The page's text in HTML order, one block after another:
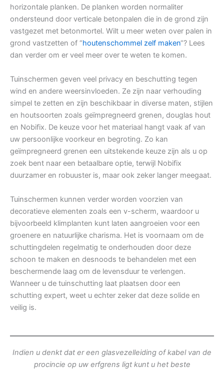
horizontale planken. De planken worden normaliter
ondersteund door verticale betonpalen die in de grond zijn
vastgezet met betonmortel. Wilt u meer weten over palen in
grond vastzetten of “houtenschommel zelf maken“? Lees
dan verder om er veel meer over te weten te komen.
Tuinschermen geven veel privacy en beschutting tegen
wind en andere weersinvloeden. Ze zijn naar verhouding
simpel te zetten en zijn beschikbaar in diverse maten, stijlen
en houtsoorten zoals geïmpregneerd grenen, douglas hout
en Nobifix. De keuze voor het materiaal hangt vaak af van
uw persoonlijke voorkeur en begroting. Zo kan
geïmpregneerd grenen een uitstekende keuze zijn als u op
zoek bent naar een betaalbare optie, terwijl Nobifix
duurzamer en robuuster is, maar ook zeker langer meegaat.
Tuinschermen kunnen verder worden voorzien van
decoratieve elementen zoals een v-scherm, waardoor u
bijvoorbeeld klimplanten kunt laten aangroeien voor een
groenere en natuurlijke charisma. Het is voornaam om de
schuttingdelen regelmatig te onderhouden door deze
schoon te maken en desnoods te behandelen met een
beschermende laag om de levensduur te verlengen.
Wanneer u de tuinschutting laat plaatsen door een
schutting expert, weet u echter zeker dat deze solide en
veilig is.
Indien u denkt dat er een glasvezelleiding of kabel van de
procincie op uw erfgrens ligt kunt u het beste